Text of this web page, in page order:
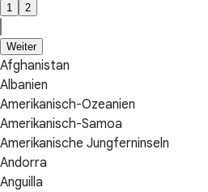
1 2
Weiter
Afghanistan
Albanien
Amerikanisch-Ozeanien
Amerikanisch-Samoa
Amerikanische Jungferninseln
Andorra
Anguilla